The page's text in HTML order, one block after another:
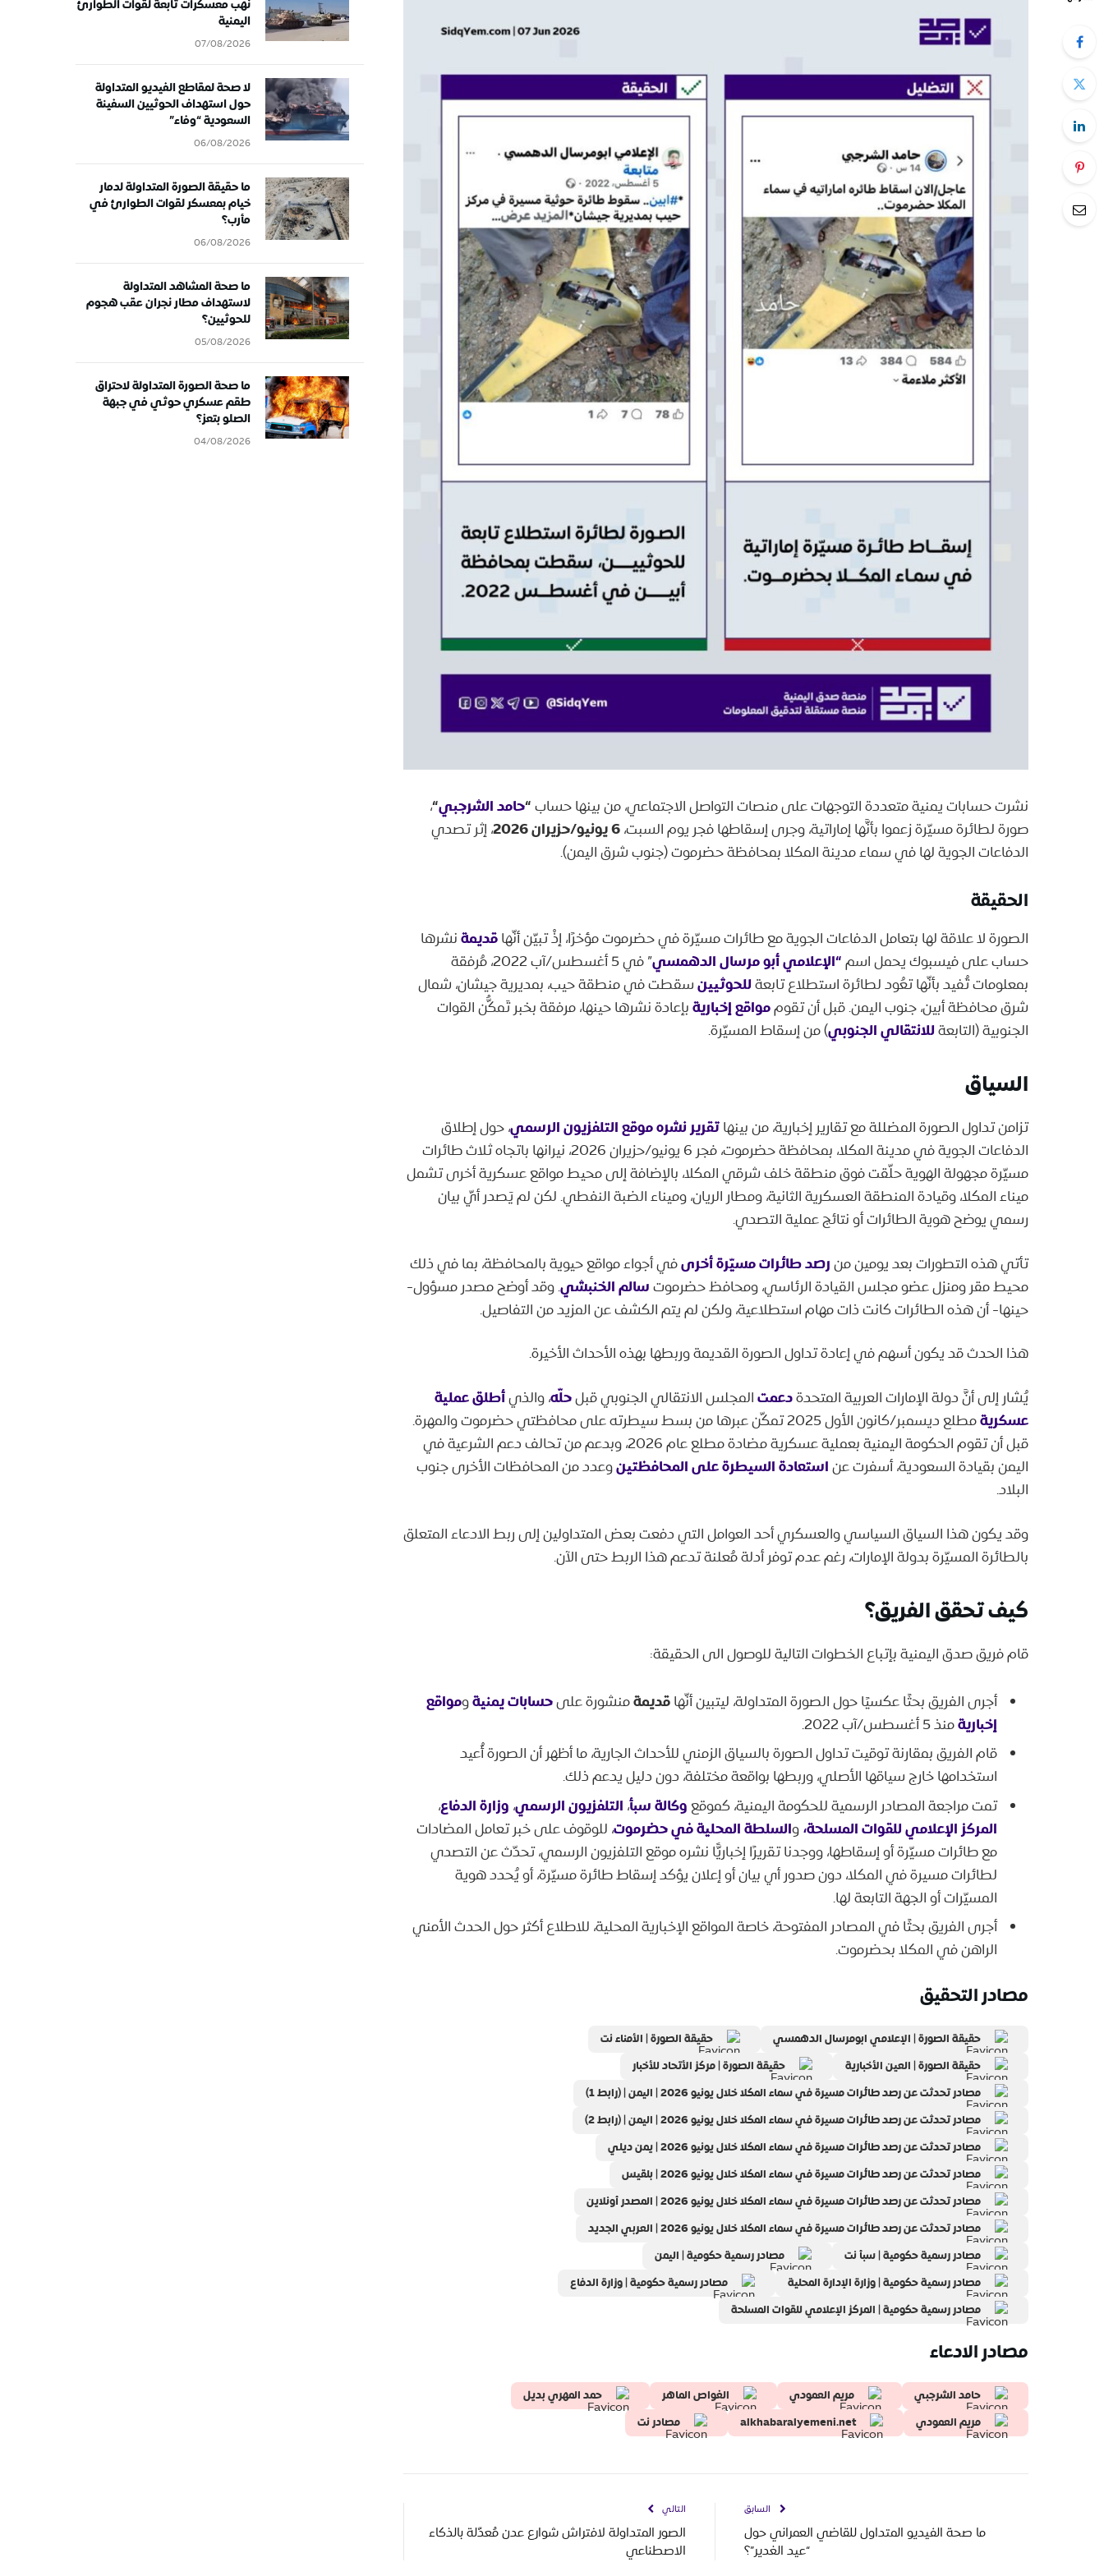
نشرت حسابات يمنية متعددة التوجهات على منصات التواصل الاجتماعي، من بينها حساب“حامد الشرجبي“،
صورة لطائرة مسيّرة زعموا بأنَّها إماراتية، وجرى إسقاطها فجر يوم السبت،6 يونيو/حزيران 2026
، إثر تصدي
الدفاعات الجوية لها في سماء مدينة المكلا بمحافظة حضرموت (جنوب شرق اليمن).
الحقيقة
الصورة لا علاقة لها بتعامل الدفاعات الجوية مع طائرات مسيّرة في حضرموت مؤخرًا، إذْ تبيّن أنّهاقديمةنشرها
حساب على فيسبوك يحمل اسم“الإعلامي أبو مرسال الدهمسي
” في 5 أغسطس/آب 2022، مُرفقة
بمعلومات تُفيد بأنّها تعُود لطائرة استطلاع تابعةللحوثيينسقطت في منطقة حيب، بمديرية جيشان، شمال
شرق محافظة أبين، جنوب اليمن. قبل أن تقوممواقع إخباريةبإعادة نشرها حينها، مرفقة بخبر تَمكُّن القوات
الجنوبية (التابعةللانتقالي الجنوبي) من إسقاط المسيّرة.
السياق
تزامن تداول الصورة المضللة مع تقارير إخبارية، من بينهاتقرير نشره موقع التلفزيون الرسمي، حول إطلاق
الدفاعات الجوية في مدينة المكلا، بمحافظة حضرموت، فجر
6 يونيو/حزيران 2026، نيرانها باتجاه ثلاث طائرات
مسيّرة مجهولة الهوية حلّقت فوق منطقة خلف شرقي المكلا، بالإضافة إلى محيط مواقع عسكرية أخرى تشمل
ميناء المكلا، وقيادة المنطقة العسكرية الثانية، ومطار الريان، وميناء الضبة النفطي. لكن لم يَصدر أيّ بيان
رسمي يوضح هوية الطائرات أو نتائج عملية التصدي.
تأتي هذه التطورات بعد يومين منرصد طائرات مسيّرة أخرىفي أجواء مواقع حيوية بالمحافظة، بما في ذلك
محيط مقر ومنزل عضو مجلس القيادة الرئاسي، ومحافظ حضرموتسالم الخنبشي. وقد أوضح مصدر مسؤول-
حينها- أن هذه الطائرات كانت ذات مهام استطلاعية، ولكن لم يتم الكشف عن المزيد من التفاصيل.
هذا الحدث قد يكون أسهم في إعادة تداول الصورة القديمة وربطها بهذه الأحداث الأخيرة.
يُشار إلى أنَّ دولة الإمارات العربية المتحدةدعمتالمجلس الانتقالي الجنوبي قبلحلّه، والذيأطلق عملية
عسكرية
مطلع ديسمبر/كانون الأول 2025 تمكّن عبرها من بسط سيطرته على محافظتي حضرموت والمهرة.
قبل أن تقوم الحكومة اليمنية بعملية عسكرية مضادة مطلع عام 2026، وبدعم من تحالف دعم الشرعية في
اليمن بقيادة السعودية، أسفرت عناستعادة السيطرة على المحافظتينوعدد من المحافظات الأخرى جنوب
البلاد.
وقد يكون هذا السياق السياسي والعسكري أحد العوامل التي دفعت بعض المتداولين إلى ربط الادعاء المتعلق
بالطائرة المسيّرة بدولة الإمارات، رغم عدم توفر أدلة مُعلنة تدعم هذا الربط حتى الآن.
كيف تحقق الفريق؟
قام فريق صدق اليمنية بإتباع الخطوات التالية للوصول الى الحقيقة:
أجرى الفريق بحثًا عكسيًا حول الصورة المتداولة، ليتبين أنّهاقديمةمنشورة علىحسابات يمنيةومواقع
إخباريةمنذ 5 أغسطس/آب 2022.
قام الفريق بمقارنة توقيت تداول الصورة بالسياق الزمني للأحداث الجارية، ما أظهر أن الصورة أُعيد
استخدامها خارج سياقها الأصلي، وربطها بواقعة مختلفة، دون دليل يدعم ذلك.
تمت مراجعة المصادر الرسمية للحكومة اليمنية، كموقع وكالة سبأ، التلفزيون الرسمي، وزارة الدفاع،
المركز الإعلامي للقوات المسلحة،والسلطة المحلية في حضرموت، للوقوف على خبر تعامل المضادات
مع طائرات مسيّرة أو إسقاطها، ووجدنا تقريرًا إخباريًّا نشره موقع التلفزيون الرسمي، تحدّث عن التصدي
لطائرات مسيرة في المكلا، دون صدور أي بيان أو إعلان يؤكد إسقاط طائرة مسيّرة، أو يُحدد هوية
المسيّرات أو الجهة التابعة لها.
أجرى الفريق بحثًا في المصادر المفتوحة، خاصة المواقع الإخبارية المحلية، للاطلاع أكثر حول الحدث الأمني
الراهن في المكلا بحضرموت.
مصادر التحقيق
حقيقة الصورة | الإعلامي ابومرسال الدهمسي
حقيقة الصورة | الأمناء نت
حقيقة الصورة | العين الأخبارية
حقيقة الصورة | مركز الأتحاد للأخبار
مصادر تحدثت عن رصد طائرات مسيرة في سماء المكلا خلال يونيو 2026 | اليمن | (رابط 1)
مصادر تحدثت عن رصد طائرات مسيرة في سماء المكلا خلال يونيو 2026 | اليمن | (رابط 2)
مصادر تحدثت عن رصد طائرات مسيرة في سماء المكلا خلال يونيو 2026 | يمن ديلي
مصادر تحدثت عن رصد طائرات مسيرة في سماء المكلا خلال يونيو 2026 | بلقيس
مصادر تحدثت عن رصد طائرات مسيرة في سماء المكلا خلال يونيو 2026 | المصدر أونلاين
مصادر تحدثت عن رصد طائرات مسيرة في سماء المكلا خلال يونيو 2026 | العربي الجديد
مصادر رسمية حكومية | سبأ نت
مصادر رسمية حكومية | اليمن
مصادر رسمية حكومية | وزارة الإدارة المحلية
مصادر رسمية حكومية | وزارة الدفاع
مصادر رسمية حكومية | المركز الإعلامي للقوات المسلحة
مصادر الادعاء
حامد الشرجبي مريم العمودي الغواص الماهر
حمد المهري بديل
مريم العمودي
alkhabaralyemeni.net مصادر نت
السابق
ما صحة الفيديو المتداول للقاضي العمراني حول
“عيد الغدير”؟
التالي
الصور المتداولة لافتراش شوارع عدن مُعدّلة بالذكاء
الاصطناعي
نهب معسكرات تابعة لقوات الطوارئ
اليمنية
07/08/2026
لا صحة لمقاطع الفيديو المتداولة
حول استهداف الحوثيين السفينة
السعودية “وفاء”
06/08/2026
ما حقيقة الصورة المتداولة لدمار
خيام بمعسكر لقوات الطوارئ في
مأرب؟
06/08/2026
ما صحة المشاهد المتداولة
لاستهداف مطار نجران عقب هجوم
للحوثيين؟
05/08/2026
ما صحة الصورة المتداولة لاحتراق
طقم عسكري حوثي في جبهة
الصلو بتعز؟
04/08/2026